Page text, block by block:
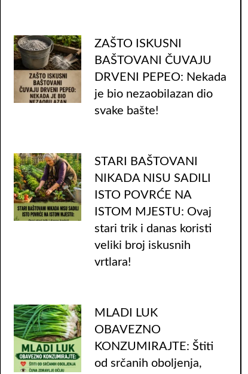
ZAŠTO ISKUSNI
BAŠTOVANI ČUVAJU
DRVENI PEPEO: Nekada
je bio nezaobilazan dio
svake bašte!
STARI BAŠTOVANI
NIKADA NISU SADILI
ISTO POVRĆE NA
ISTOM MJESTU: Ovaj
stari trik i danas koristi
veliki broj iskusnih
vrtlara!
MLADI LUK
OBAVEZNO
KONZUMIRAJTE: Štiti
od srčanih oboljenja,